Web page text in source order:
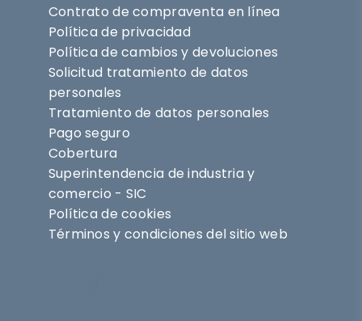
Contrato de compraventa en línea
Política de privacidad
Política de cambios y devoluciones
Solicitud tratamiento de datos
personales
Tratamiento de datos personales
Pago seguro
Cobertura
Superintendencia de industria y
comercio - SIC
Política de cookies
Términos y condiciones del sitio web